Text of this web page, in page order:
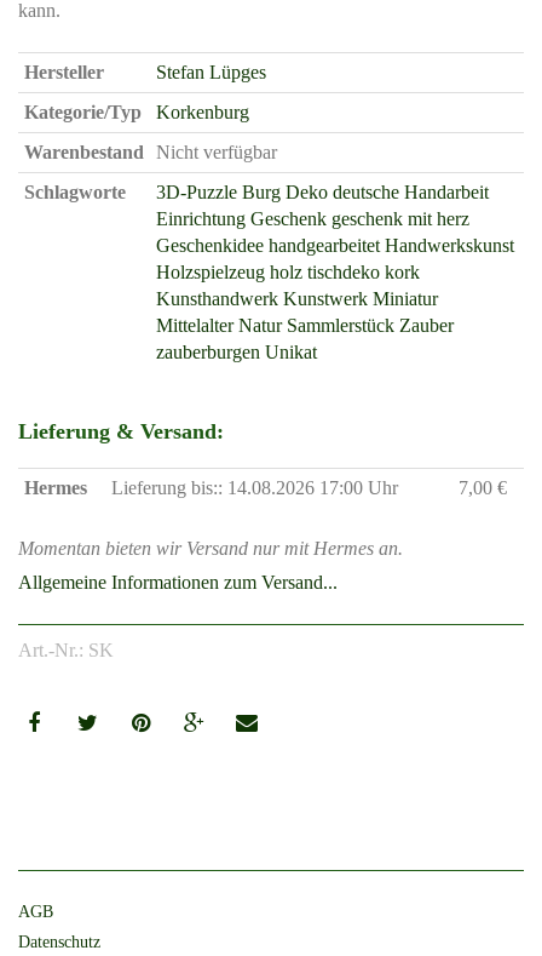
kann.
Hersteller
Stefan Lüpges
Kategorie/Typ
Korkenburg
Warenbestand
Nicht verfügbar
Schlagworte
3D-Puzzle Burg Deko deutsche Handarbeit
Einrichtung Geschenk geschenk mit herz
Geschenkidee handgearbeitet Handwerkskunst
Holzspielzeug holz tischdeko kork
Kunsthandwerk Kunstwerk Miniatur
Mittelalter Natur Sammlerstück Zauber
zauberburgen Unikat
Lieferung & Versand:
Hermes Lieferung bis:: 14.08.2026 17:00 Uhr 7,00 €
Momentan bieten wir Versand nur mit Hermes an.
Allgemeine Informationen zum Versand...
Art.-Nr.: SK
AGB
Datenschutz